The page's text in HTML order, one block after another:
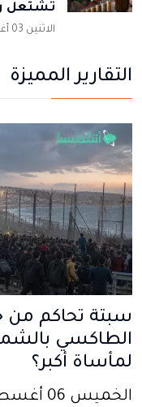
تشتعل
الاثنين 03 أغسطس 2026
التقارير المميزة
سبتة تحاكم من
الطاكسي
لمأساة أكبر؟
الخميس 06 أغسطس 2026